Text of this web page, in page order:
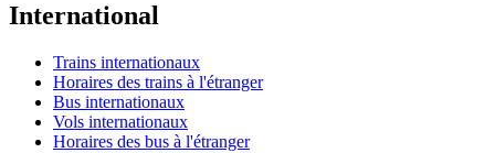
International
Trains internationaux
Horaires des trains à l'étranger
Bus internationaux
Vols internationaux
Horaires des bus à l'étranger